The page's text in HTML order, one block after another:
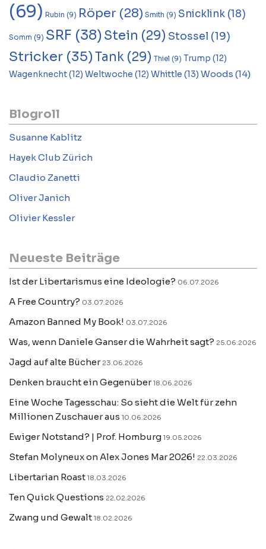
(69) Rubin (9) Röper (28) Smith (9) Snicklink (18)
Somm (9) SRF (38)Stein (29) Stossel (19)
Stricker (35)Tank (29) Thiel (9) Trump (12)
Wagenknecht(12) Weltwoche (12) Whittle (13) Woods (14)
Blogroll
Susanne Kablitz
Hayek Club Zürich
Claudio Zanetti
Oliver Janich
Olivier Kessler
Neueste Beiträge
Ist der Libertarismus eine Ideologie? 06.07.2026
A Free Country? 03.07.2026
Amazon Banned My Book! 03.07.2026
Was, wenn Daniele Ganser die Wahrheit sagt? 25.06.2026
Jagd auf alte Bücher 23.06.2026
Denken braucht ein Gegenüber 18.06.2026
Eine Woche Tagesschau: So sieht die Welt für zehn
Millionen Zuschauer aus 10.06.2026
Ewiger Notstand? | Prof. Homburg 19.05.2026
Stefan Molyneux on Alex Jones Mar 2026! 22.03.2026
Libertarian Roast 18.03.2026
Ten Quick Questions 22.02.2026
Zwang und Gewalt 18.02.2026